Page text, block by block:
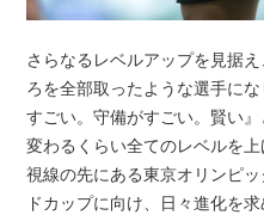
さらなるレベルアップを見据
ろを全部取ったような選手に
すごい。守備がすごい。賢い
変わるくらい全てのレベルを
視線の先にある東京オリンピ
ドカップに向け、日々進化を求